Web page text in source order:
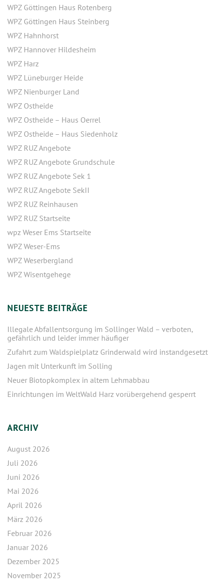
WPZ Göttingen Haus Rotenberg
WPZ Göttingen Haus Steinberg
WPZ Hahnhorst
WPZ Hannover Hildesheim
WPZ Harz
WPZ Lüneburger Heide
WPZ Nienburger Land
WPZ Ostheide
WPZ Ostheide – Haus Oerrel
WPZ Ostheide – Haus Siedenholz
WPZ RUZ Angebote
WPZ RUZ Angebote Grundschule
WPZ RUZ Angebote Sek 1
WPZ RUZ Angebote SekII
WPZ RUZ Reinhausen
WPZ RUZ Startseite
wpz Weser Ems Startseite
WPZ Weser-Ems
WPZ Weserbergland
WPZ Wisentgehege
NEUESTE BEITRÄGE
Illegale Abfallentsorgung im Sollinger Wald – verboten,
gefährlich und leider immer häufiger
Zufahrt zum Waldspielplatz Grinderwald wird instandgesetzt
Jagen mit Unterkunft im Solling
Neuer Biotopkomplex in altem Lehmabbau
Einrichtungen im WeltWald Harz vorübergehend gesperrt
ARCHIV
August 2026
Juli 2026
Juni 2026
Mai 2026
April 2026
März 2026
Februar 2026
Januar 2026
Dezember 2025
November 2025